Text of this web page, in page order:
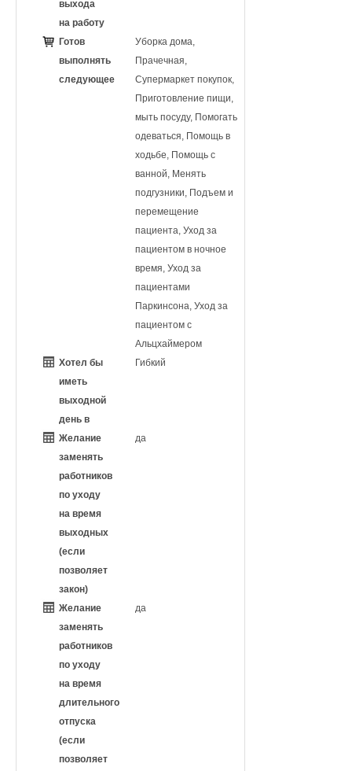
выхода
на работу
Готов
выполнять
следующее
Уборка дома,
Прачечная,
Супермаркет покупок,
Приготовление пищи,
мыть посуду, Помогать
одеваться, Помощь в
ходьбе, Помощь с
ванной, Менять
подгузники, Подъем и
перемещение
пациента, Уход за
пациентом в ночное
время, Уход за
пациентами
Паркинсона, Уход за
пациентом с
Альцхаймером
Хотел бы
иметь
выходной
день в
Гибкий
Желание
заменять
работников
по уходу
на время
выходных
(если
позволяет
закон)
да
Желание
заменять
работников
по уходу
на время
длительного
отпуска
(если
позволяет
да